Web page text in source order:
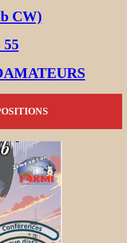
CW)
55